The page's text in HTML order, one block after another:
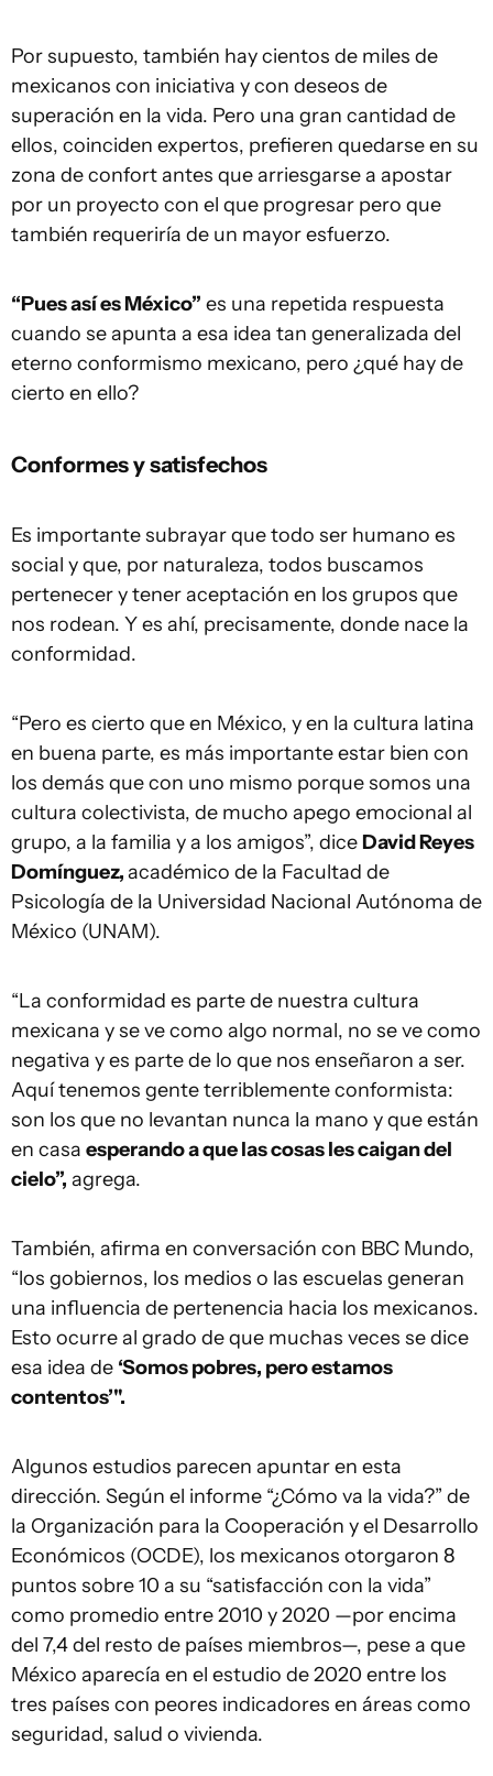
Por supuesto, también hay cientos de miles de
mexicanos con iniciativa y con deseos de
superación en la vida. Pero una gran cantidad de
ellos, coinciden expertos, prefieren quedarse en su
zona de confort antes que arriesgarse a apostar
por un proyecto con el que progresar pero que
también requeriría de un mayor esfuerzo.
“Pues así es México” es una repetida respuesta
cuando se apunta a esa idea tan generalizada del
eterno conformismo mexicano, pero ¿qué hay de
cierto en ello?
Conformes y satisfechos
Es importante subrayar que todo ser humano es
social y que, por naturaleza, todos buscamos
pertenecer y tener aceptación en los grupos que
nos rodean. Y es ahí, precisamente, donde nace la
conformidad.
“Pero es cierto que en México, y en la cultura latina
en buena parte, es más importante estar bien con
los demás que con uno mismo porque somos una
cultura colectivista, de mucho apego emocional al
grupo, a la familia y a los amigos”, dice David Reyes
Domínguez,académico de la Facultad de
Psicología de la Universidad Nacional Autónoma de
México (UNAM).
“La conformidad es parte de nuestra cultura
mexicana y se ve como algo normal, no se ve como
negativa y es parte de lo que nos enseñaron a ser.
Aquí tenemos gente terriblemente conformista:
son los que no levantan nunca la mano y que están
en casa esperando a que las cosas les caigan del
cielo”, agrega.
También, afirma en conversación con BBC Mundo,
“los gobiernos, los medios o las escuelas generan
una influencia de pertenencia hacia los mexicanos.
Esto ocurre al grado de que muchas veces se dice
esa idea de ‘Somos pobres, pero estamos
contentos’".
Algunos estudios parecen apuntar en esta
dirección. Según el informe “¿Cómo va la vida?” de
la Organización para la Cooperación y el Desarrollo
Económicos (OCDE), los mexicanos otorgaron 8
puntos sobre 10 a su “satisfacción con la vida”
como promedio entre 2010 y 2020 —por encima
del 7,4 del resto de países miembros—, pese a que
México aparecía en el estudio de 2020 entre los
tres países con peores indicadores en áreas como
seguridad, salud o vivienda.